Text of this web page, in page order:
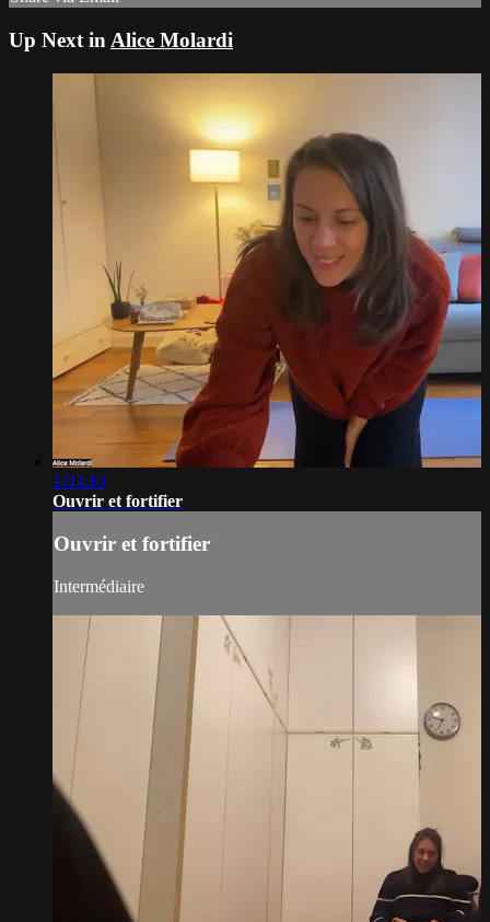
Up Next in Alice Molardi
1:03:10
Ouvrir et fortifier
Ouvrir et fortifier
Intermédiaire